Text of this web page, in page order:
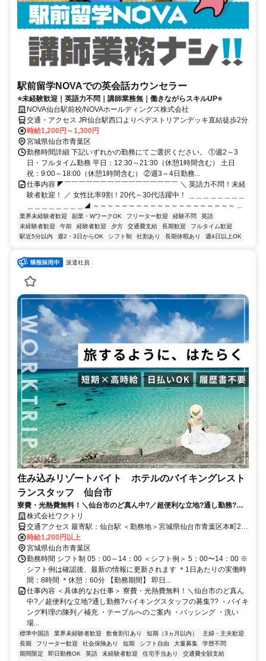
駅前留学NOVAでの英会話カウンセラー
⭐未経験歓迎｜英語力不問｜講師業務無｜働きながらスキルUP⭐
NOVA仙台駅前校/NOVAホールディングス株式会社
交通・アクセス JR仙台駅西口よりペデストリアンデッキ直結徒歩2分
時給1,200円～1,300円
宮城県仙台市青葉区
勤務時間詳細 下記いずれかの勤務にてご選択ください。 ①週2～3
日・フルタイム勤務 平日：12:30～21:30（休憩1時間含む） 土日
祝：9:00～18:00（休憩1時間含む） ②週3～4日勤務...
仕事内容 ◤￣￣￣￣￣￣￣￣￣￣￣￣￣￣￣￣ ＼ 英語力不問！未経
験者歓迎！ ／ 女性比率9割！20代～30代活躍中！ ＿＿＿＿＿＿＿＿
＿＿＿＿＿＿＿＿◢ ～～～～～～～～～～～～～～～～～～～～ ...
業界未経験者歓迎 副業・WワークOK フリーター歓迎 経験不問
英語
未経験者歓迎
午前 経験者歓迎 夕方 交通費支給 長期歓迎
フルタイム歓迎
駅近5分以内
週2・3日からOK シフト制 社割あり 長期休暇あり 週4日以上OK
派遣社員
住み込みリゾートバイト ホテルのバイキングレスト
ランスタッフ 仙台市
寮費・光熱費無料！＼仙台市のど真ん中?／超便利な立地?通し勤務?バ
イキングスタッフの募集??
株式会社ワクトリ
交通アクセス 最寄駅：仙台駅 ＜勤務地＞宮城県仙台市青葉区本町2丁
目2-5★寮完備・赴任交通費支給！ 【東京方面より】 新幹線で東京駅
⇒仙台駅（約90分） 仙台駅より徒歩で約12分 ※ご自宅からの通勤も
相談OK！住み込みを希望されない場合もお気軽にご相談ください。
時給1,200円以上
宮城県仙台市青葉区
勤務時間 シフト制 05：00～14：00 ＜シフト例＞ 5：00〜14：00 ※
シフト例は確認後、最新の情報に更新されます ＊1日あたりの実働時
間：8時間 ＊休憩：60分 【勤務期間】 即日...
仕事内容 ＜具体的なお仕事＞ 寮費・光熱費無料！＼仙台市のど真ん
中?／超便利な立地?通し勤務?バイキングスタッフの募集?? ・バイキ
ング料理の陳列／補充 ・テーブルへのご案内 ・バッシング ・洗い
場...
標準中国語 業界未経験者歓迎 飲食割引あり 短期（3ヵ月以内）
主婦・主夫歓迎
長期
フリーター歓迎 社会保険あり 短期 シフト自由 大量募集
学歴不問
期間限定
即日勤務OK 英語 未経験者歓迎 住宅手当あり
交通費全額支給